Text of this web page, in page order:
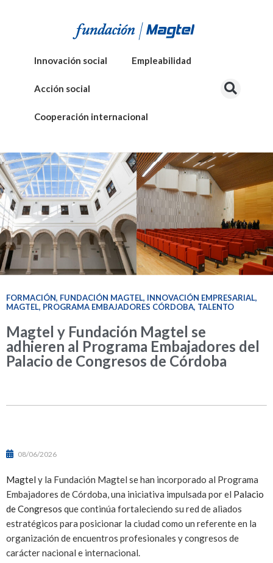
Innovación social Empleabilidad
Acción social
Cooperación internacional
FORMACIÓN, FUNDACIÓN MAGTEL, INNOVACIÓN EMPRESARIAL,
MAGTEL, PROGRAMA EMBAJADORES CÓRDOBA, TALENTO
Magtel y Fundación Magtel se
adhieren al Programa Embajadores del
Palacio de Congresos de Córdoba
08/06/2026
Magtel y la Fundación Magtel se han incorporado al Programa
Embajadores de Córdoba, una iniciativa impulsada por el Palacio
de Congresos que continúa fortaleciendo su red de aliados
estratégicos para posicionar la ciudad como un referente en la
organización de encuentros profesionales y congresos de
carácter nacional e internacional.